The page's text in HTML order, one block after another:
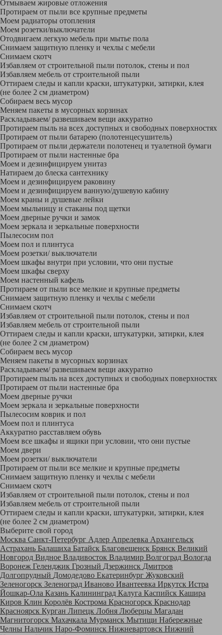
Отмываем жировые отложения
Протираем от пыли все крупные предметы
Моем радиаторы отопления
Моем розетки/выключатели
Отодвигаем легкую мебель при мытье пола
Снимаем защитную пленку и чехлы с мебели
Снимаем скотч
Избавляем от строительной пыли потолок, стены и пол
Избавляем мебель от строительной пыли
Оттираем следы и капли краски, штукатурки, затирки, клея
(не более 2 см диаметром)
Собираем весь мусор
Меняем пакеты в мусорных корзинах
Раскладываем/ развешиваем вещи аккуратно
Протираем пыль на всех доступных и свободных поверхностях
Протираем от пыли батарею (полотенцесушитель)
Протираем от пыли держатели полотенец и туалетной бумаги
Протираем от пыли настенные бра
Моем и дезинфицируем унитаз
Натираем до блеска сантехнику
Моем и дезинфицируем раковину
Моем и дезинфицируем ванную/душевую кабину
Моем краны и душевые лейки
Моем мыльницу и стаканы под щетки
Моем дверные ручки и замок
Моем зеркала и зеркальные поверхности
Пылесосим пол
Моем пол и плинтуса
Моем розетки/ выключатели
Моем шкафы внутри при условии, что они пустые
Моем шкафы сверху
Моем настенный кафель
Протираем от пыли все мелкие и крупные предметы
Снимаем защитную пленку и чехлы с мебели
Снимаем скотч
Избавляем от строительной пыли потолок, стены и пол
Избавляем мебель от строительной пыли
Оттираем следы и капли краски, штукатурки, затирки, клея
(не более 2 см диаметром)
Собираем весь мусор
Меняем пакеты в мусорных корзинах
Раскладываем/ развешиваем вещи аккуратно
Протираем пыль на всех доступных и свободных поверхностях
Протираем от пыли настенные бра
Моем дверные ручки
Моем зеркала и зеркальные поверхности
Пылесосим коврик и пол
Моем пол и плинтуса
Аккуратно расставляем обувь
Моем все шкафы и ящики при условии, что они пустые
Моем двери
Моем розетки/ выключатели
Протираем от пыли все мелкие и крупные предметы
Снимаем защитную пленку и чехлы с мебели
Снимаем скотч
Избавляем от строительной пыли потолок, стены и пол
Избавляем мебель от строительной пыли
Оттираем следы и капли краски, штукатурки, затирки, клея
(не более 2 см диаметром)
Выберите свой город
Москва Санкт-Петербург Адлер Апрелевка Архангельск
Астрахань Балашиха Батайск Благовещенск Брянск Великий
Новгород Видное Владивосток Владимир Волгоград Вологда
Воронеж Геленджик Грозный Дзержинск Дмитров
Долгопрудный Домодедово Екатеринбург Жуковский
Зеленогорск Зеленоград Иваново Ивантеевка Иркутск Истра
Йошкар-Ола Казань Калининград Калуга Каспийск Кашира
Киров Клин Королёв Кострома Красногорск Краснодар
Красноярск Курган Липецк Лобня Люберцы Магадан
Магнитогорск Махачкала Мурманск Мытищи Набережные
Челны Нальчик Наро-Фоминск Нижневартовск Нижний